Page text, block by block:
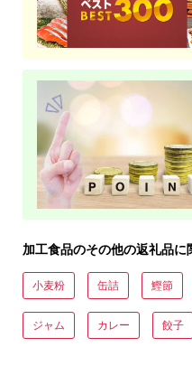
よつ葉バター食塩不使
用 3kg（150g×20
5.0
寄付金額:27,000円
梅月菓子舗【生
タルト】 ちー
寄付金額:18,000
加工食品のその他の返礼品に
小麦粉 缶詰 鰹節
ジャム カレー 餃子